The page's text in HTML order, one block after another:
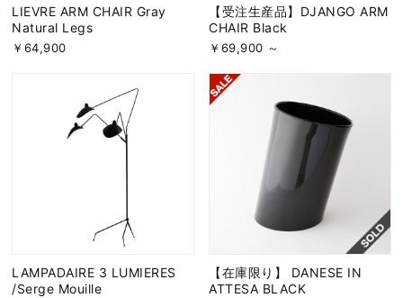
LIEVRE ARM CHAIR Gray
Natural Legs
￥64,900
【受注生産品】DJANGO ARM
CHAIR Black
￥69,900 ～
LAMPADAIRE 3 LUMIERES
/Serge Mouille
【在庫限り】 DANESE IN
ATTESA BLACK